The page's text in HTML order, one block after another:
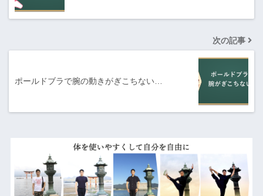
次の記事
ポールドブラで腕の動きがぎこちない…